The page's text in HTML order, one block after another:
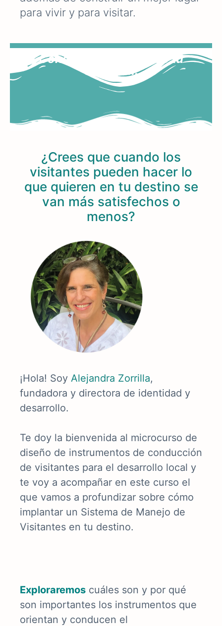
para vivir y para visitar.
Conduce el destino de tu
destino...​
¿Crees que cuando los
visitantes pueden hacer lo
que quieren en tu destino se
van más satisfechos o
menos?
¡Hola! Soy Alejandra Zorrilla,
fundadora y directora de identidad y
desarrollo.
Te doy la bienvenida al microcurso de
diseño de instrumentos de conducción
de visitantes para el desarrollo local y
te voy a acompañar en este curso el
que vamos a profundizar sobre cómo
implantar un Sistema de Manejo de
Visitantes en tu destino.
Exploraremos cuáles son y por qué
son importantes los instrumentos que
orientan y conducen el